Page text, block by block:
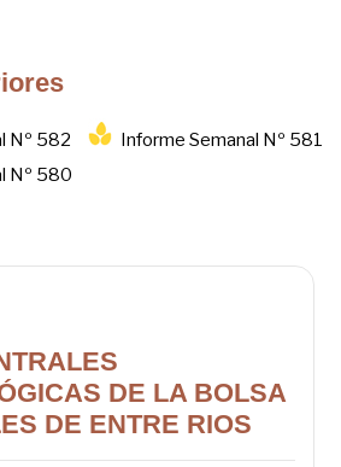
Nº 582
Informe Semanal Nº 581
Nº 580
DE LA BOLSA
DE ENTRE RIOS